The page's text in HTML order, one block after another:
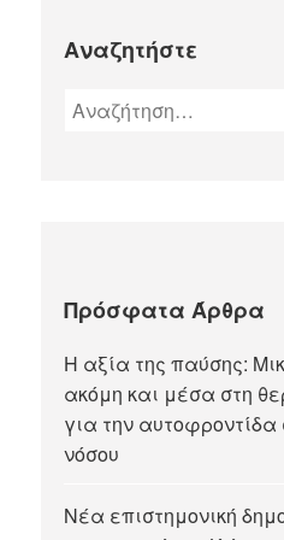
Αναζητήστε
Πρόσφατα Άρθρα
Η αξία της παύσης:
ακόμη και μέσα στη
για την αυτοφροντίδα
νόσου
Νέα επιστημονική